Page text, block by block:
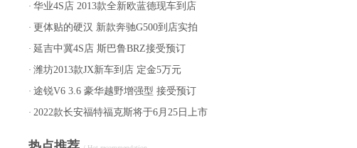
· 华业4S店 2013款全新欧蓝德现车到店
· 更体贴的硬汉 新款奔驰G500到店实拍
· 延吉中冀4S店 斯巴鲁BRZ接受预订
· 潍坊2013款JX新车到店 定金5万元
· 途锐V6 3.6 豪华越野增强型 接受预订
· 2022款长安福特福克斯将于6月25日上市